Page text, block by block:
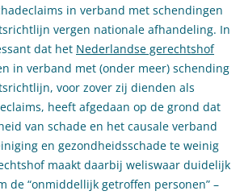
in verband met schendingen
vergen nationale afhandeling. In
dat het Nederlandse gerechtshof
in verband met (onder meer) schending
voor zover zij dienden als
heeft afgedaan op de grond dat
van schade en het causale verband
en gezondheidsschade te weinig
maakt daarbij weliswaar duidelijk
de “onmiddellijk getroffen personen” –